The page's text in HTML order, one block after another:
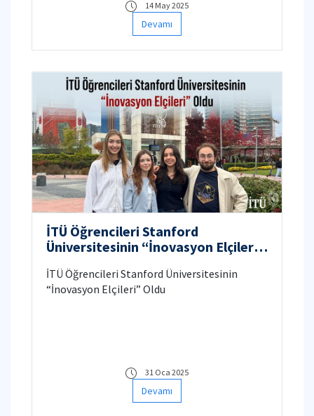
14 May 2025
Devamı
İTÜ Öğrencileri Stanford
Üniversitesinin “İnovasyon Elçileri”
İTÜ Öğrencileri Stanford Üniversitesinin
“İnovasyon Elçileri” Oldu
31 Oca 2025
Devamı